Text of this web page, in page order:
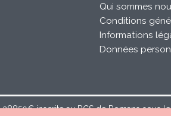
Qui sommes
Conditions
Informations
Données
28850€ inscrite au RCS de Romans sous